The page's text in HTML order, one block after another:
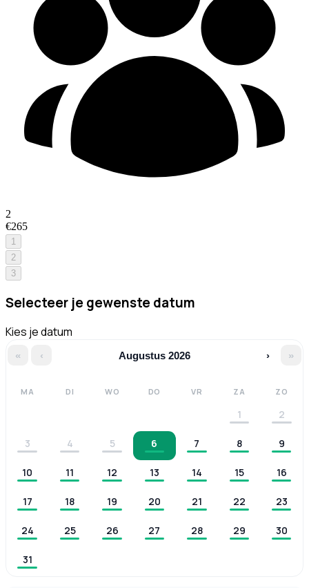
2
€265
1
2
3
Selecteer je gewenste datum
Kies je datum
« ‹ Augustus 2026 › »
MA DI WO DO VR ZA ZO
1 2
3 4 5 6 7 8 9
10 11 12 13 14 15 16
17 18 19 20 21 22 23
24 25 26 27 28 29 30
31